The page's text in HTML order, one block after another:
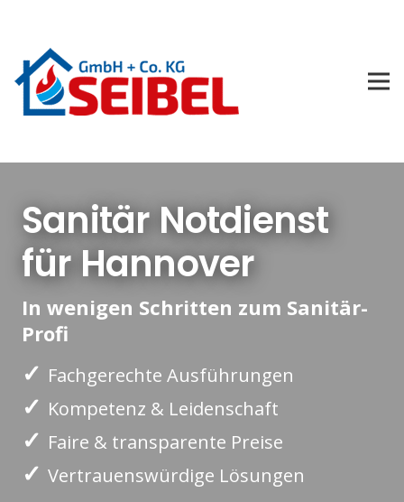
Sanitär Notdienst
für Hannover
In wenigen Schritten zum Sanitär-
Profi
✓ Fachgerechte Ausführungen
✓ Kompetenz & Leidenschaft
✓ Faire & transparente Preise
✓ Vertrauenswürdige Lösungen